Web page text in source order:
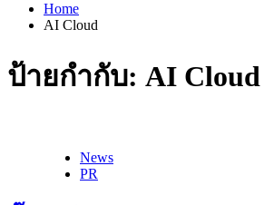
Home
AI Cloud
ป้ายกำกับ: AI Cloud
News
PR